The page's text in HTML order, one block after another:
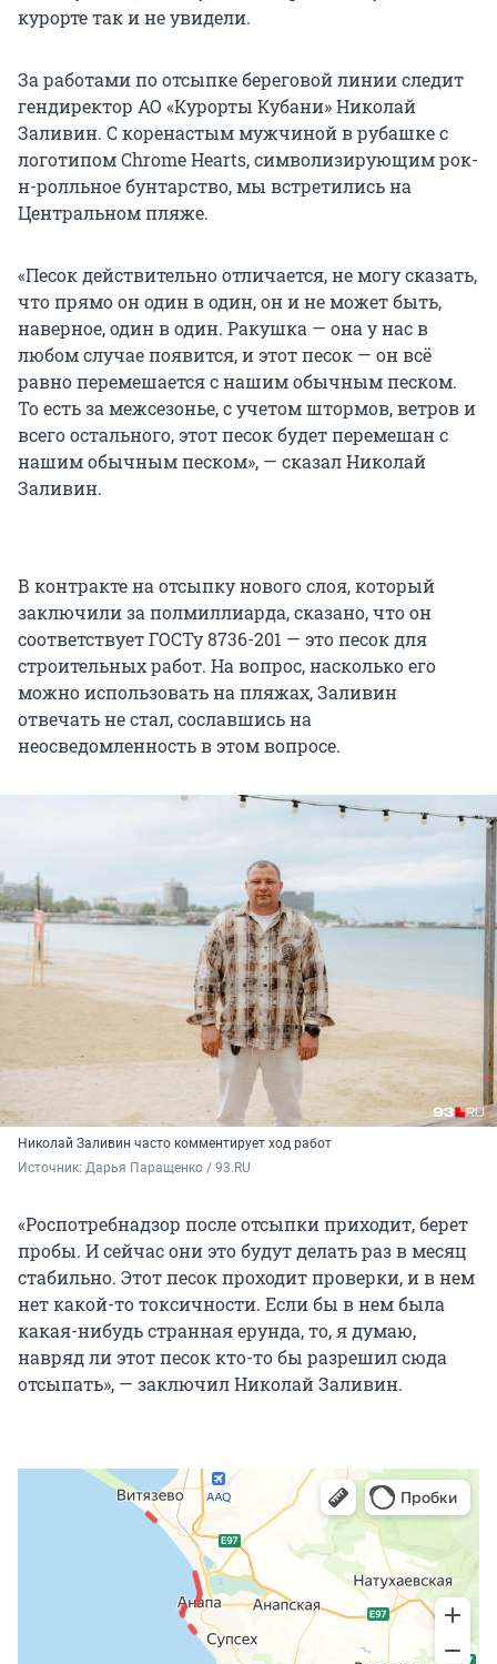
курорте так и не увидели.
За работами по отсыпке береговой линии следит
гендиректор АО «Курорты Кубани» Николай
Заливин. С коренастым мужчиной в рубашке с
логотипом Chrome Hearts, символизирующим рок-
н-ролльное бунтарство, мы встретились на
Центральном пляже.
«Песок действительно отличается, не могу сказать,
что прямо он один в один, он и не может быть,
наверное, один в один. Ракушка — она у нас в
любом случае появится, и этот песок — он всё
равно перемешается с нашим обычным песком.
То есть за межсезонье, с учетом штормов, ветров и
всего остального, этот песок будет перемешан с
нашим обычным песком», — сказал Николай
Заливин.
В контракте на отсыпку нового слоя, который
заключили за полмиллиарда, сказано, что он
соответствует ГОСТу 8736-201 — это песок для
строительных работ. На вопрос, насколько его
можно использовать на пляжах, Заливин
отвечать не стал, сославшись на
неосведомленность в этом вопросе.
Николай Заливин часто комментирует ход работ
Источник: Дарья Паращенко / 93.RU
«Роспотребнадзор после отсыпки приходит, берет
пробы. И сейчас они это будут делать раз в месяц
стабильно. Этот песок проходит проверки, и в нем
нет какой-то токсичности. Если бы в нем была
какая-нибудь странная ерунда, то, я думаю,
навряд ли этот песок кто-то бы разрешил сюда
отсыпать», — заключил Николай Заливин.